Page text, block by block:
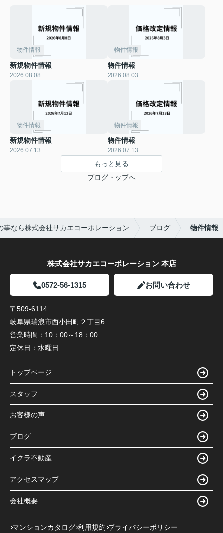
物件情報
新規物件情報
2026.08.08
物件情報
物件情報
2026.08.03
物件情報
新規物件情報
2026.07.13
物件情報
物件情報
2026.07.13
もっと見る
ブログトップへ
事なら株式会社サカエコーポレーション ブログ 物件情報
株式会社サカエコーポレーション 本店
0572-56-1315 お問い合わせ
〒509-6114
岐阜県瑞浪市西小田町２丁目6
営業時間： 10：00～18：00
定休日： 水曜日
トップページ
スタッフ
お客様の声
ブログ
イクラ不動産
アクセスマップ
会社概要
マンションカタログ 利用規約 プライバシーポリシー